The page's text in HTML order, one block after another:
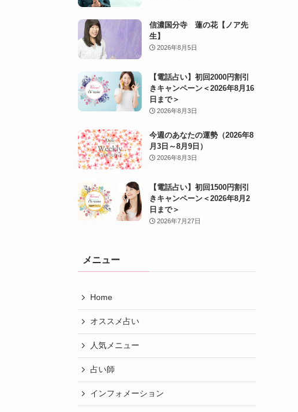
信濃国分寺 蓮の花【ノア先
生】
2026年8月5日
【電話占い】初回2000円割引
きキャンペーン＜2026年8月16
日まで＞
2026年8月3日
今週のあなたの運勢（2026年8
月3日～8月9日）
2026年8月3日
【電話占い】初回1500円割引
きキャンペーン＜2026年8月2
日まで＞
2026年7月27日
メニュー
Home
オススメ占い
人気メニュー
占い師
インフォメーション